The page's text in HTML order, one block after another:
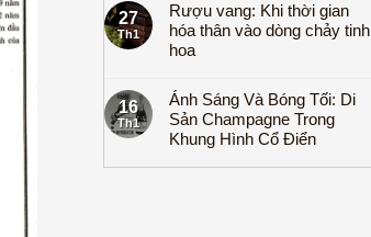
27
Th1
Rượu vang: Khi thời gian
hóa thân vào dòng chảy tinh
hoa
16
Th1
Ánh Sáng Và Bóng Tối: Di
Sản Champagne Trong
Khung Hình Cổ Điển